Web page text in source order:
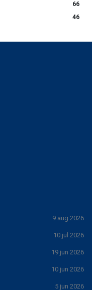
66
46
9 aug 2026
10 jul 2026
19 jun 2026
10 jun 2026
5 jun 2026